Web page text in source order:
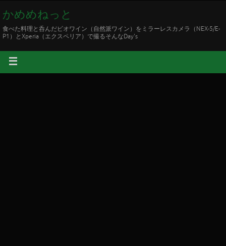
かめめねっと
食べた料理と呑んだビオワイン（自然派ワイン）をミラーレスカメラ（NEX-5/E-
P1）とXperia（エクスペリア）で撮るそんなDay's